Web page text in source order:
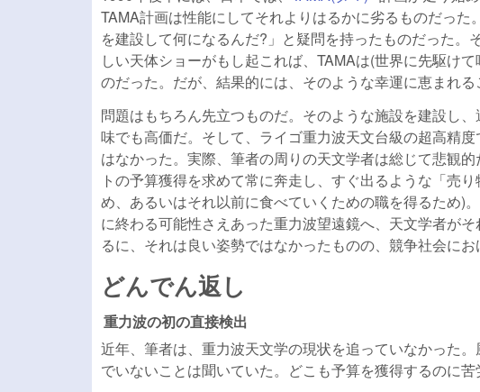
TAMA計画は性能にしてそれよりはるかに劣るものだっ
を建設して何になるんだ?」と疑問を持ったものだった
しい天体ショーがもし起これば、TAMAは(世界に先駆け
のだった。だが、結果的には、そのような幸運に恵まれる
問題はもちろん先立つものだ。そのような施設を建設し
味でも高価だ。そして、ライゴ重力波天文台級の超高精
はなかった。実際、筆者の周りの天文学者は総じて悲観
トの予算獲得を求めて常に奔走し、すぐ出るような「売
め、あるいはそれ以前に食べていくための職を得るため)
に終わる可能性さえあった重力波望遠鏡へ、天文学者が
るに、それは良い姿勢ではなかったものの、競争社会にお
どんでん返し
重力波の初の直接検出
近年、筆者は、重力波天文学の現状を追っていなかった
でいないことは聞いていた。どこも予算を獲得するのに苦